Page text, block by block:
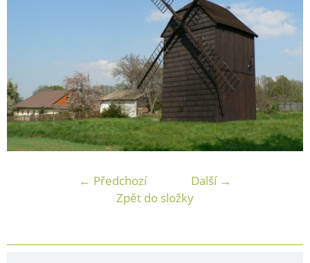
← Předchozí
Další →
Zpět do složky